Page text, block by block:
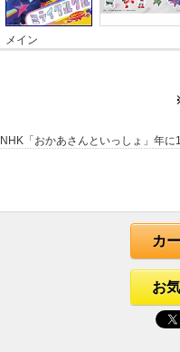
メイン
NHK「おかあさんといっしょ」年に
カ
お